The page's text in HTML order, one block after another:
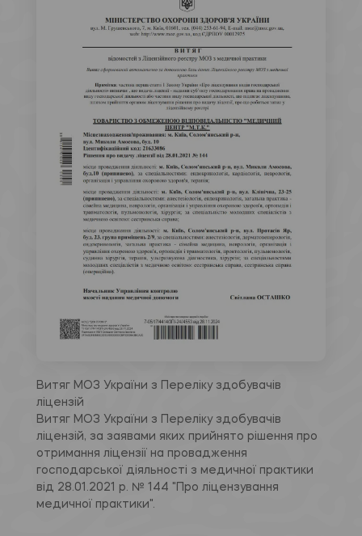
Витяг МОЗ України з Переліку здобувачів
ліцензій
Витяг МОЗ України з Переліку здобувачів
ліцензій, за заявами яких прийнято рішення про
отримання ліцензії на провадження
господарської діяльності з медичної практики
від 28.01.2021 р. № 144 "Про ліцензування
медичної практики".